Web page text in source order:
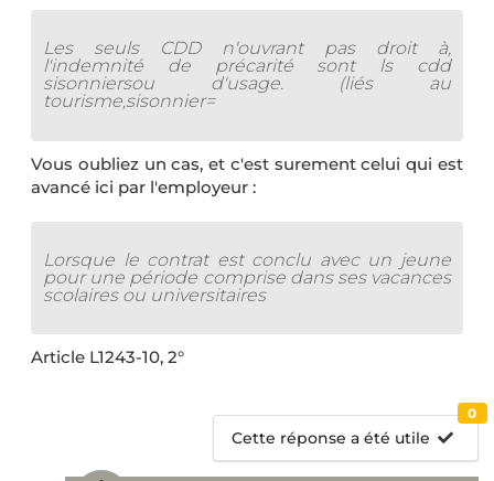
Les seuls CDD n'ouvrant pas droit à,
l'indemnité de précarité sont ls cdd
sisonniersou d'usage. (liés au
tourisme,sisonnier=
Vous oubliez un cas, et c'est surement celui qui est
avancé ici par l'employeur :
Lorsque le contrat est conclu avec un jeune
pour une période comprise dans ses vacances
scolaires ou universitaires
Article L1243-10, 2°
Cette réponse a été utile
0